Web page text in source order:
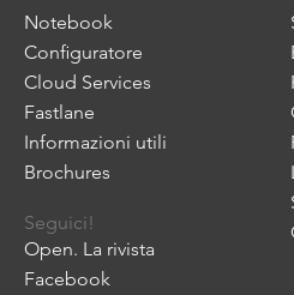
Notebook
Configuratore
Cloud Services
Fastlane
Informazioni utili
Brochures
Seguici!
Open. La rivista
Facebook